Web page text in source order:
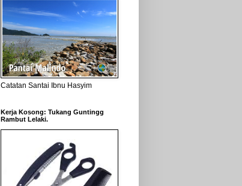
Catatan Santai Ibnu Hasyim
Kerja Kosong: Tukang Guntingg
Rambut Lelaki.